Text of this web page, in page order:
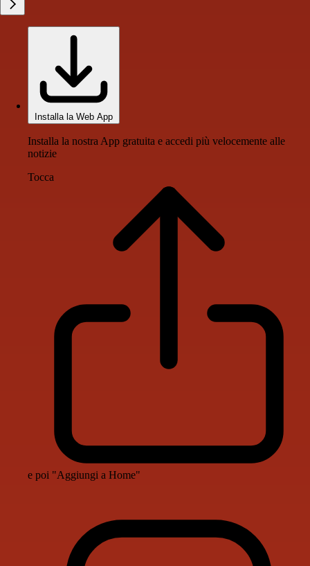
Installa la Web App
Installa la nostra App gratuita e accedi più velocemente alle
notizie
Tocca
e poi "Aggiungi a Home"